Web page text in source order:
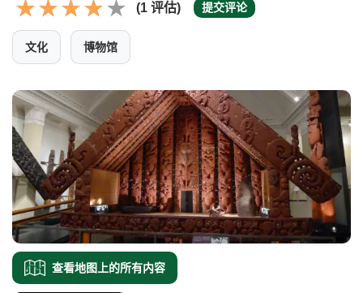
(1 评估) 提交评论
文化 博物馆
查看地图上的所有内容